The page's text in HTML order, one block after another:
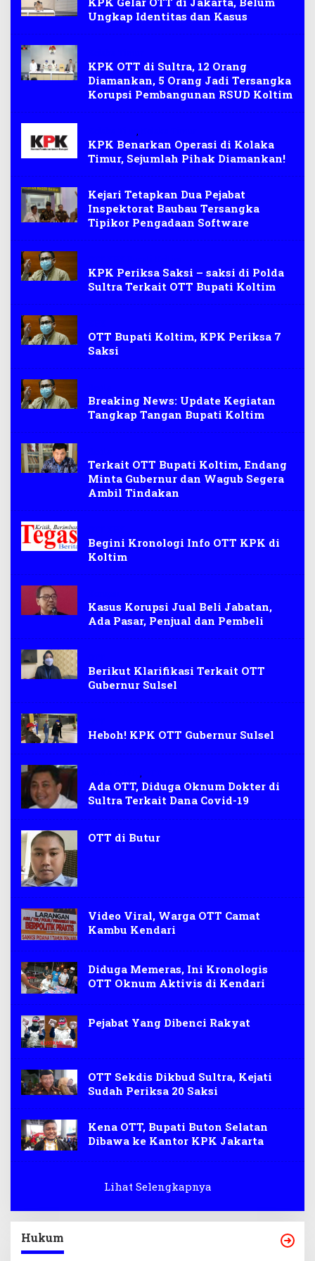
Ungkap Identitas dan Kasus
KPK OTT di Sultra, 12 Orang
Diamankan, 5 Orang Jadi Tersangka
Korupsi Pembangunan RSUD Koltim
KPK Benarkan Operasi di Kolaka
Timur, Sejumlah Pihak Diamankan!
Kejari Tetapkan Dua Pejabat
Inspektorat Baubau Tersangka
Tipikor Pengadaan Software
KPK Periksa Saksi – saksi di Polda
Sultra Terkait OTT Bupati Koltim
OTT Bupati Koltim, KPK Periksa 7
Saksi
Breaking News: Update Kegiatan
Tangkap Tangan Bupati Koltim
Terkait OTT Bupati Koltim, Endang
Minta Gubernur dan Wagub Segera
Ambil Tindakan
Begini Kronologi Info OTT KPK di
Koltim
Kasus Korupsi Jual Beli Jabatan,
Ada Pasar, Penjual dan Pembeli
Berikut Klarifikasi Terkait OTT
Gubernur Sulsel
Heboh! KPK OTT Gubernur Sulsel
,
Ada OTT, Diduga Oknum Dokter di
Sultra Terkait Dana Covid-19
OTT di Butur
Video Viral, Warga OTT Camat
Kambu Kendari
Diduga Memeras, Ini Kronologis
OTT Oknum Aktivis di Kendari
Pejabat Yang Dibenci Rakyat
OTT Sekdis Dikbud Sultra, Kejati
Sudah Periksa 20 Saksi
Kena OTT, Bupati Buton Selatan
Dibawa ke Kantor KPK Jakarta
Lihat Selengkapnya
Hukum